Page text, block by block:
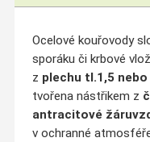
Ocelové kouřovody
sporáku či krbové
z plechu tl.1,5 nebo
tvořena nástřikem z
antracitové
v ochranné